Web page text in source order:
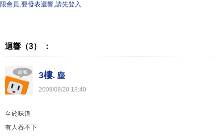
限會員,要發表迴響,請先登入
迴響（3） ：
3樓. 塵
2009/08/20 18:40
至於味道
有人吞不下